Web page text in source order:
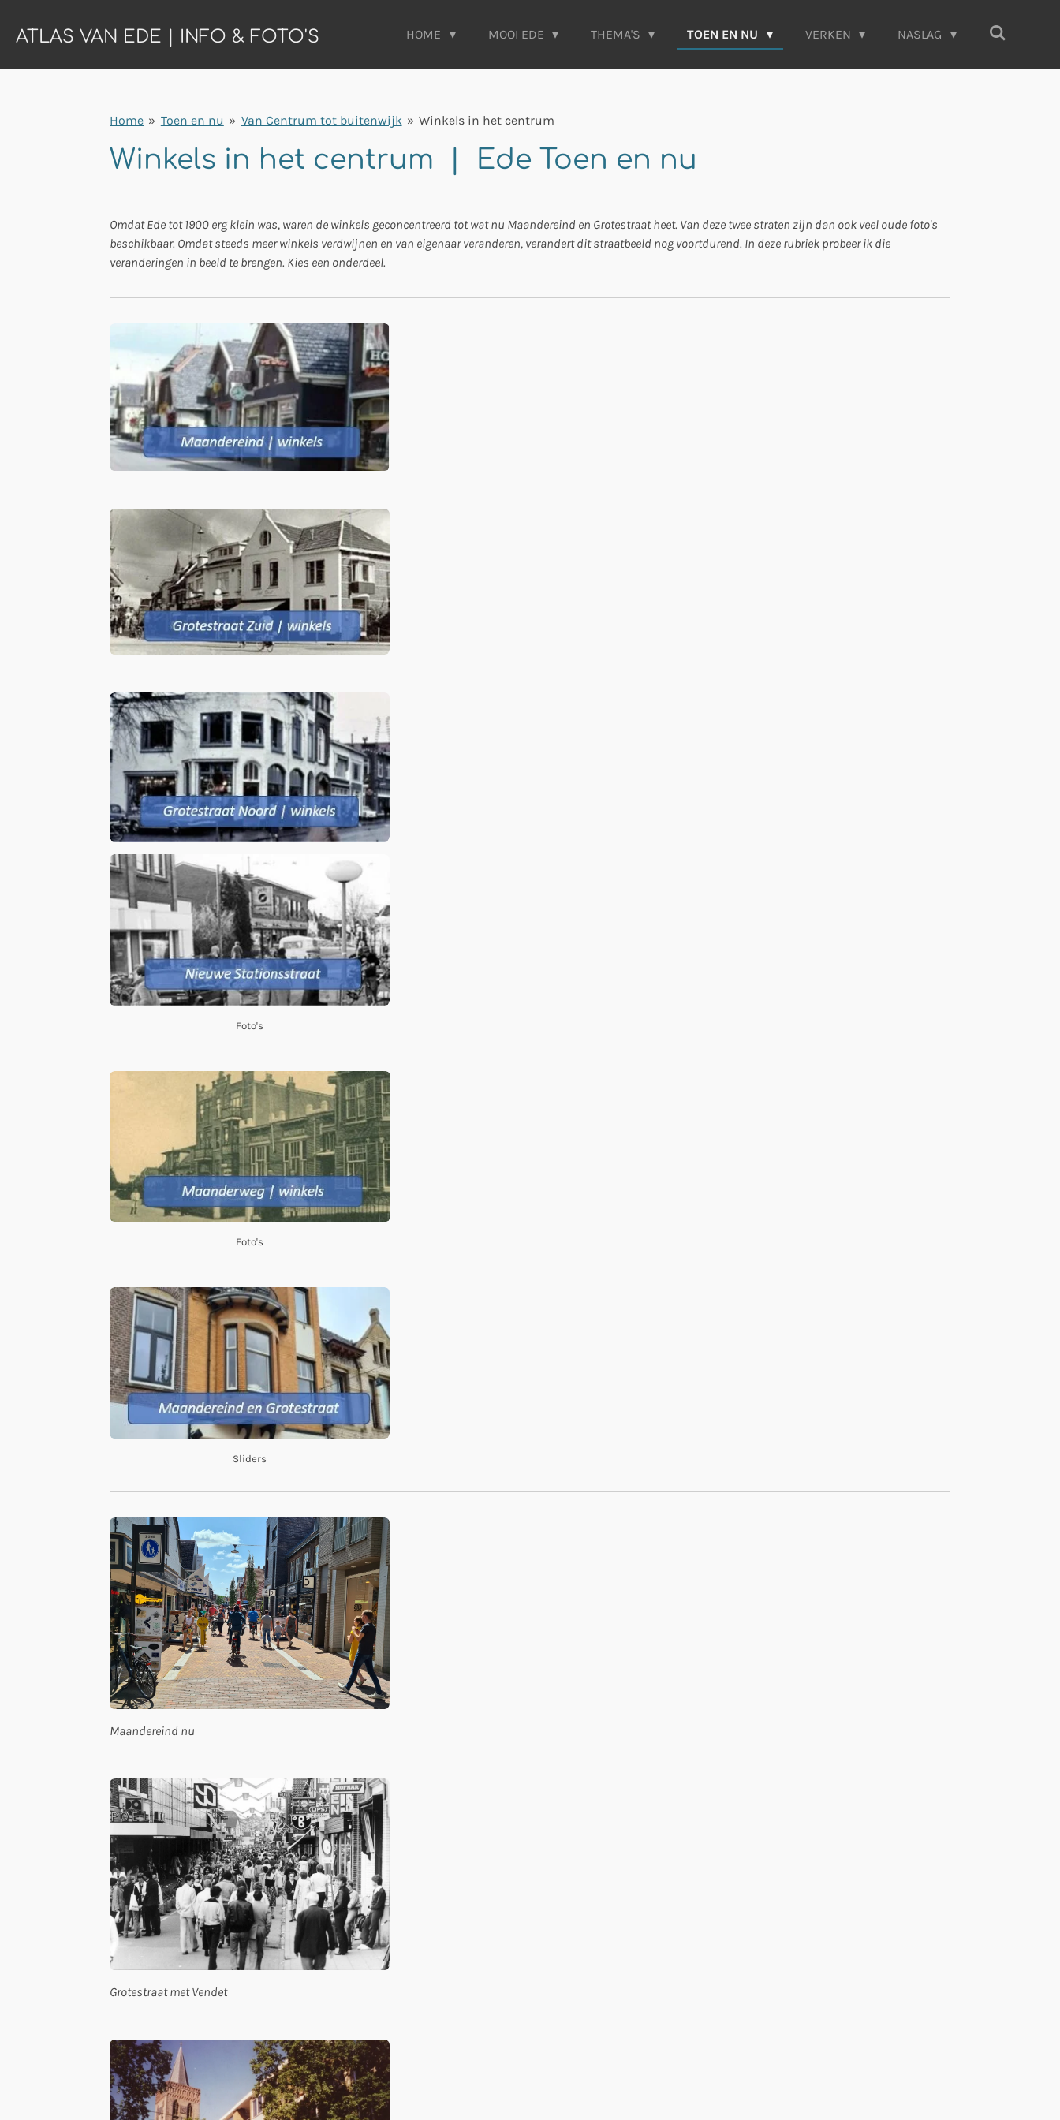
direct
de
ATLAS VAN EDE | INFO & FOTO'S HOME MOOI EDE THEMA'S TOEN EN NU VERKEN NASLAG
Home » Toen en nu » Van Centrum tot buitenwijk » Winkels in het centrum
Winkels in het centrum | Ede Toen en nu
Omdat Ede tot 1900 erg klein was, waren de winkels geconcentreerd tot wat nu Maandereind en Grotestraat heet. Van deze twee straten zijn dan ook veel oude foto's
beschikbaar. Omdat steeds meer winkels verdwijnen en van eigenaar veranderen, verandert dit straatbeeld nog voortdurend. In deze rubriek probeer ik die
veranderingen in beeld te brengen. Kies een onderdeel.
Foto's
Foto's
Sliders
Maandereind nu
Grotestraat met Vendet